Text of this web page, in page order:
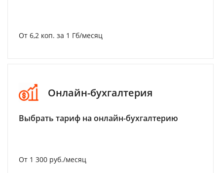
От 6,2 коп. за 1 Гб/месяц
Онлайн-бухгалтерия
Выбрать тариф на онлайн-бухгалтерию
От 1 300 руб./месяц